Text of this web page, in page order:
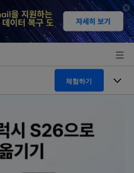
체험하기